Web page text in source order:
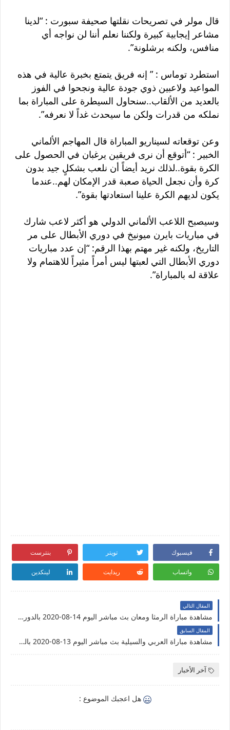
قال مولر في تصريحات نقلتها صحيفة سبورت : “لدينا
مشاعر إيجابية كبيرة ولكننا نعلم أننا لن نواجه أي
منافس، ولكنه برشلونة”.
استطرد توماس : ” إنه فريق يتمتع بخبرة عالية في هذه
المواعيد ولاعبين ذوي جودة عالية ونجحوا في الفوز
بالعديد من الألقاب..سنحاول السيطرة على المباراة بما
نملكه من قدرات ولكن ما سيحدث غداً لا نعرفه”.
وعن توقعاته لسيناريو المباراة قال المهاجم الألماني
الخبير : “أتوقع أن نرى فريقين يرغبان في الحصول على
الكرة بقوة..لذلك نريد أيضاً أن نلعب بشكلٍ جيد بدون
كرة وأن نجعل الحياة صعبة قدر الإمكان لهم..عندما
يكون لديهم الكرة علينا استعادتها بقوة”.
وسيصبح اللاعب الألماني الدولي هو أكثر لاعب شارك
في مباريات بايرن ميونيخ في دوري الأبطال على مر
التاريخ، ولكنه غير مهتم بهذا الرقم: “إن عدد مباريات
دوري الأبطال التي لعبتها ليس أمراً مثيراً للاهتمام ولا
علاقة له بالمباراة”.
فيسبوك تويتر بنترست
واتساب ريدايت لينكدين
المقال التالي
مشاهدة مباراة الرمثا ومعان بث مباشر اليوم 14-08-2020 بالدوري الأردني
المقال السابق
مشاهدة مباراة العربي والسيلية بث مباشر اليوم 13-08-2020 بالدوري القطري
آخر الأخبار
هل اعجبك الموضوع :